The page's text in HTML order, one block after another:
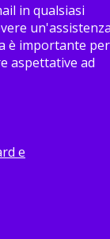
in qualsiasi
è importante per
aspettative ad
e